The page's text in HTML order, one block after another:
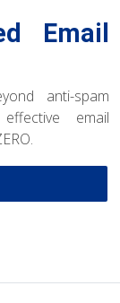
Email
anti-spam
email